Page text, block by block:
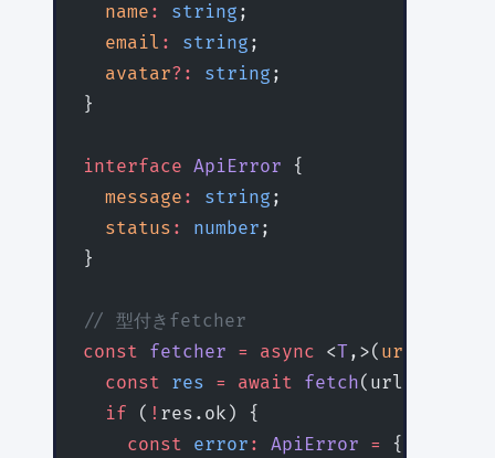
  name
: string ;
  email
: string ;
  avatar
?: string ;
}
interface ApiError {
  message
: string ;
  status
: number ;
}
// 型付きfetcher
const fetcher = async <T ,>( url
  const
res = await fetch(url);
  if
( ! res.ok) {
    const
error : ApiError = {